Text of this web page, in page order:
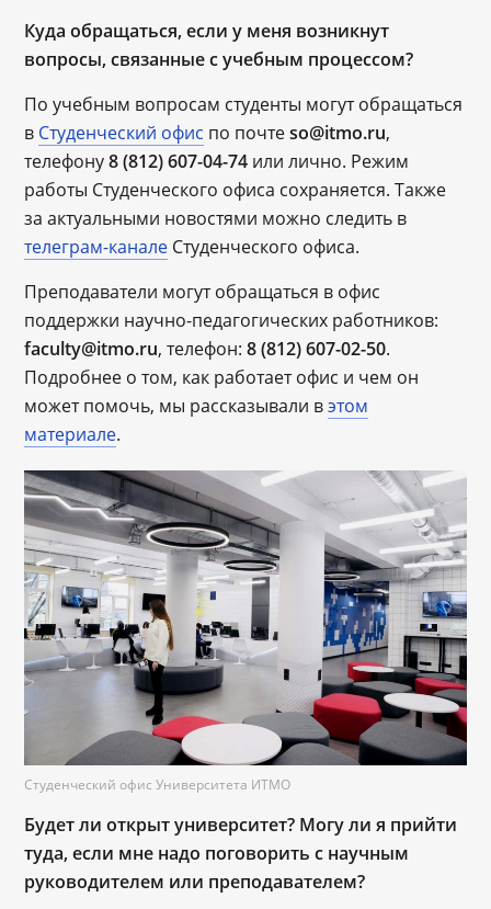
Куда обращаться, если у меня возникнут
вопросы, связанные с учебным процессом?
По учебным вопросам студенты могут обращаться
в Студенческий офис по почтеso@itmo.ru,
телефону8 (812) 607-04-74 или лично. Режим
работы Студенческого офиса сохраняется. Также
за актуальными новостями можно следить в
телеграм-канале Студенческого офиса.
Преподаватели могут обращаться в офис
поддержки научно-педагогических работников:
faculty@itmo.ru, телефон:8 (812) 607-02-50.
Подробнее о том, как работает офис и чем он
может помочь, мы рассказывали вэтом
материале.
Студенческий офис Университета ИТМО
Будет ли открыт университет? Могу ли я прийти
туда, если мне надо поговорить с научным
руководителем или преподавателем?